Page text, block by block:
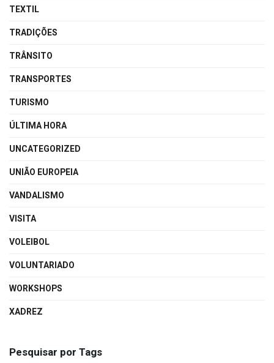
TEXTIL
TRADIÇÕES
TRÂNSITO
TRANSPORTES
TURISMO
ÚLTIMA HORA
UNCATEGORIZED
UNIÃO EUROPEIA
VANDALISMO
VISITA
VOLEIBOL
VOLUNTARIADO
WORKSHOPS
XADREZ
Pesquisar por Tags